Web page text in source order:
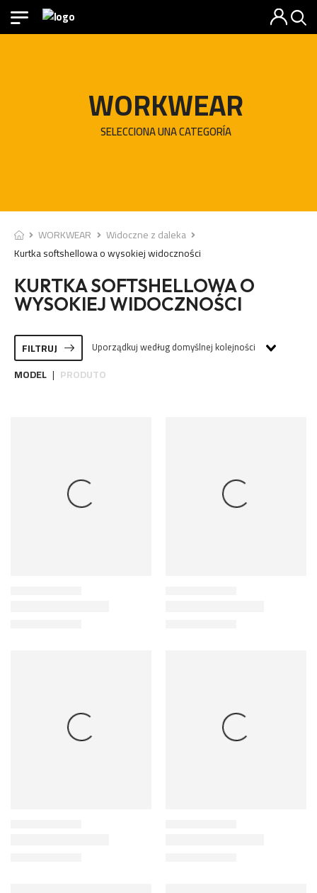
WORKWEAR
SELECCIONA UNA CATEGORÍA
WORKWEAR
Widoczne z daleka
Kurtka softshellowa o wysokiej widoczności
KURTKA SOFTSHELLOWA O
WYSOKIEJ WIDOCZNOŚCI
FILTRUJ Uporządkuj według domyślnej kolejności
MODEL | PRODUTO